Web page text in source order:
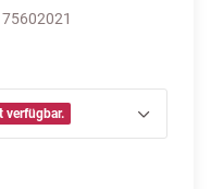
75602021
verfügbar.